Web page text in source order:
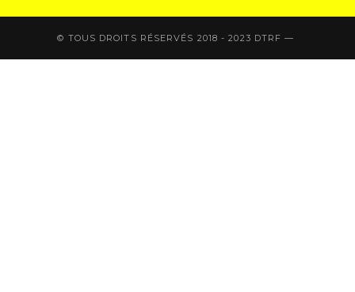
© TOUS DROITS RÉSERVÉS 2018 - 2023 DTRF —